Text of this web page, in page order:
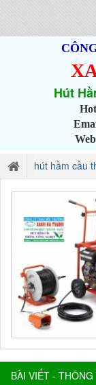
Hút
Web
hút hầm cầu
BÀI VIẾT -